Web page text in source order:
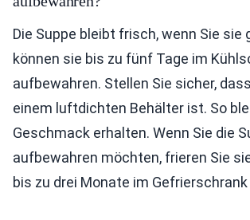
Die Suppe bleibt frisch, wenn Sie sie
können sie bis zu fünf Tage im
aufbewahren. Stellen Sie sicher,
einem luftdichten Behälter ist. So
Geschmack erhalten. Wenn Sie die
aufbewahren möchten, frieren Sie
bis zu drei Monate im